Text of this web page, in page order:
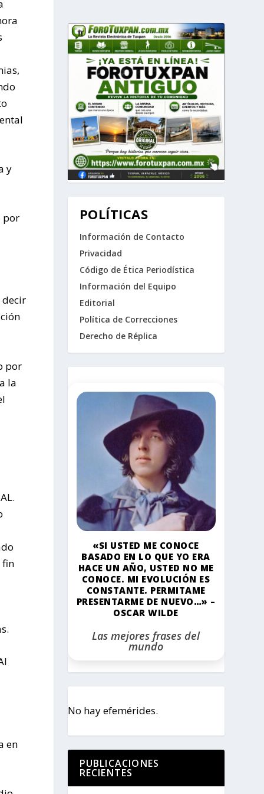
y
por
decir
por
la
fin
en
POLÍTICAS
Información de Contacto
Privacidad
Código de Ética Periodística
Información del Equipo
Editorial
Política de Correcciones
Derecho de Réplica
«SI USTED ME CONOCE
BASADO EN LO QUE YO ERA
HACE UN AÑO, USTED NO ME
CONOCE. MI EVOLUCIÓN ES
CONSTANTE. PERMITAME
PRESENTARME DE NUEVO…» –
OSCAR WILDE
Las mejores frases del
mundo
No hay efemérides.
PUBLICACIONES
RECIENTES